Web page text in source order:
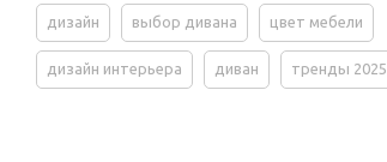
дизайн выбор дивана цвет мебели
дизайн интерьера диван тренды 2025